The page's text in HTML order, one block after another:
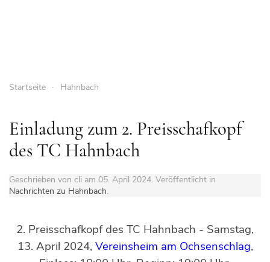
Startseite Hahnbach
Einladung zum 2. Preisschafkopf
des TC Hahnbach
Geschrieben von cli am 05. April 2024. Veröffentlicht in
Nachrichten zu Hahnbach.
2. Preisschafkopf des TC Hahnbach - Samstag,
13. April 2024, Vereinsheim am Ochsenschlag,